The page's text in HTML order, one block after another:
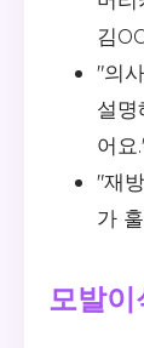
김
"의
설명
어요
"재
가
모발이